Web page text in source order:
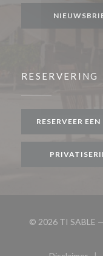
RESERVERING
RESERVEER
© 2026 TI SABLE